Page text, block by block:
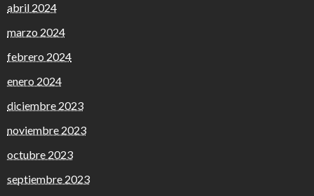
abril 2024
marzo 2024
febrero 2024
enero 2024
diciembre 2023
noviembre 2023
octubre 2023
septiembre 2023